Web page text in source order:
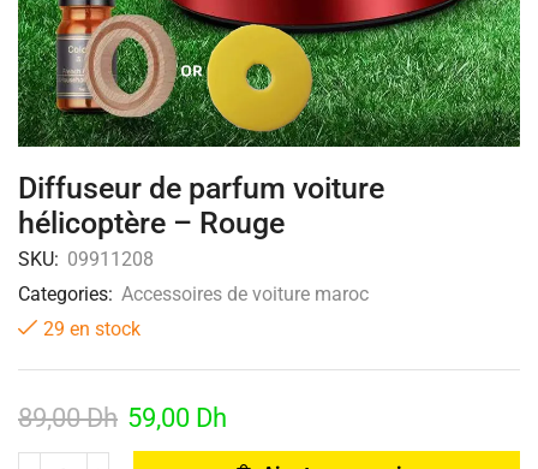
Diffuseur de parfum voiture
hélicoptère – Rouge
SKU: 09911208
Categories: Accessoires de voiture maroc
29 en stock
89,00Dh 59,00 Dh